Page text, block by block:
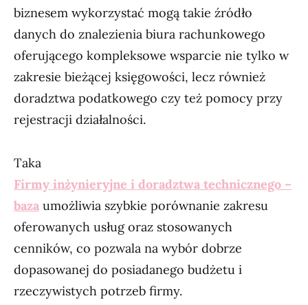
biznesem wykorzystać mogą takie źródło
danych do znalezienia biura rachunkowego
oferującego kompleksowe wsparcie nie tylko w
zakresie bieżącej księgowości, lecz również
doradztwa podatkowego czy też pomocy przy
rejestracji działalności.
Taka
Firmy inżynieryjne i doradztwa technicznego –
baza umożliwia szybkie porównanie zakresu
oferowanych usług oraz stosowanych
cenników, co pozwala na wybór dobrze
dopasowanej do posiadanego budżetu i
rzeczywistych potrzeb firmy.